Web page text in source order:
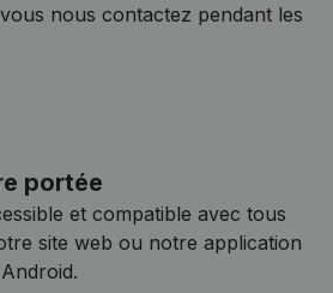
nous contactez pendant les
portée
et compatible avec tous
site web ou notre application